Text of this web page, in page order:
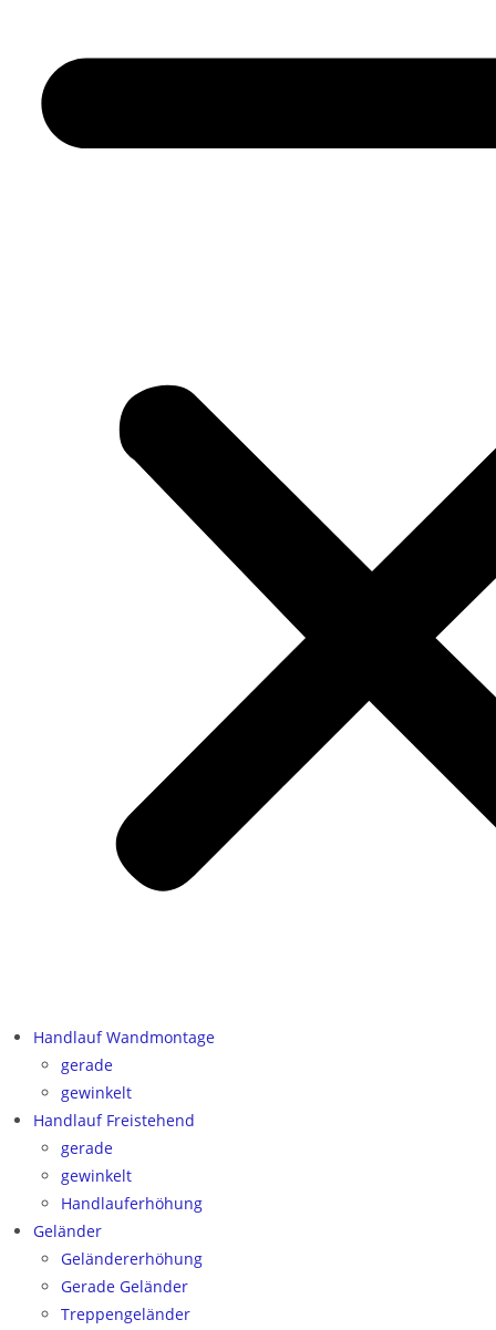
Handlauf Wandmontage
gerade
gewinkelt
Handlauf Freistehend
gerade
gewinkelt
Handlauferhöhung
Geländer
Geländererhöhung
Gerade Geländer
Treppengeländer